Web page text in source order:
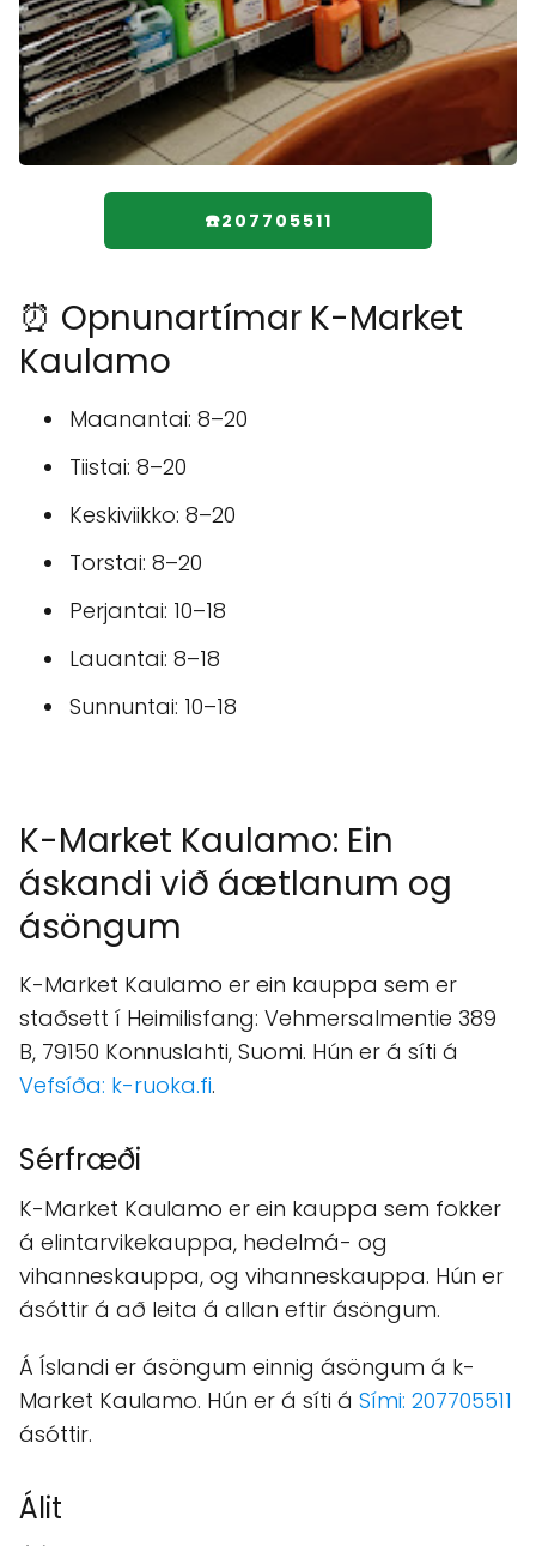
☎️207705511
⏰ Opnunartímar K-Market
Kaulamo
Maanantai: 8–20
Tiistai: 8–20
Keskiviikko: 8–20
Torstai: 8–20
Perjantai: 10–18
Lauantai: 8–18
Sunnuntai: 10–18
K-Market Kaulamo: Ein
áskandi við áætlanum og
ásöngum
K-Market Kaulamo er ein kauppa sem er
staðsett í Heimilisfang: Vehmersalmentie 389
B, 79150 Konnuslahti, Suomi. Hún er á síti á
Vefsíða: k-ruoka.fi.
Sérfræði
K-Market Kaulamo er ein kauppa sem fokker
á elintarvikekauppa, hedelmá- og
vihanneskauppa, og vihanneskauppa. Hún er
ásóttir á að leita á allan eftir ásöngum.
Á Íslandi er ásöngum einnig ásöngum á k-
Market Kaulamo. Hún er á síti á Sími: 207705511
ásóttir.
Álit